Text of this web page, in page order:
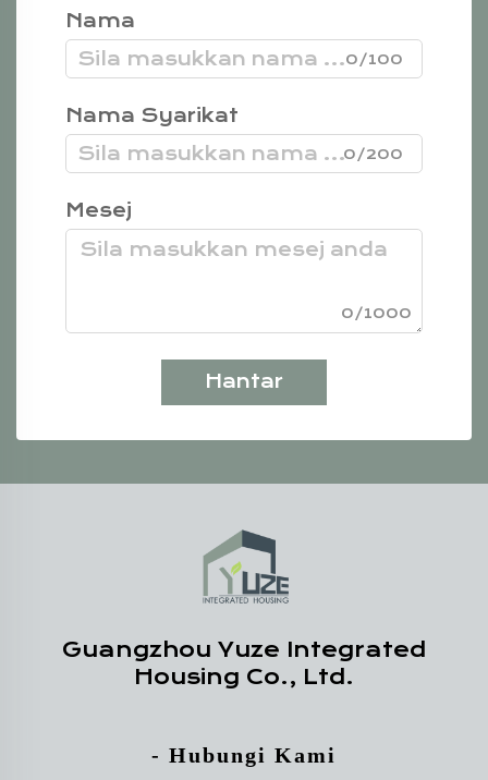
Nama
0/100
Nama Syarikat
0/200
Mesej
0/1000
Hantar
Guangzhou Yuze Integrated
Housing Co., Ltd.
- Hubungi Kami